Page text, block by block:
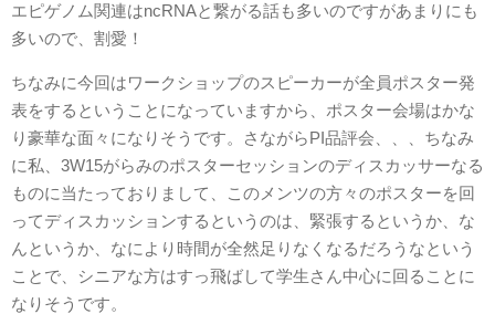
エピゲノム関連はncRNAと繋がる話も多いのですがあまりにも
多いので、割愛！
ちなみに今回はワークショップのスピーカーが全員ポスター発
表をするということになっていますから、ポスター会場はかな
り豪華な面々になりそうです。さながらPI品評会、、、ちなみ
に私、3W15がらみのポスターセッションのディスカッサーなる
ものに当たっておりまして、このメンツの方々のポスターを回
ってディスカッションするというのは、緊張するというか、な
んというか、なにより時間が全然足りなくなるだろうなという
ことで、シニアな方はすっ飛ばして学生さん中心に回ることに
なりそうです。